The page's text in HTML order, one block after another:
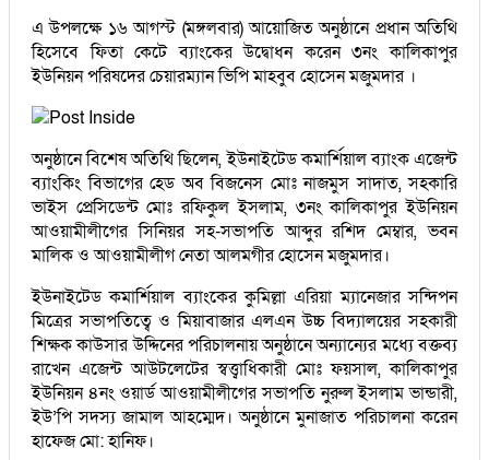
এ উপলক্ষে ১৬ আগস্ট (মঙ্গলবার) আয়োজিত অনুষ্ঠানে প্রধান অতিথি
হিসেবে ফিতা কেটে ব্যাংকের উদ্বোধন করেন ৩নং কালিকাপুর
ইউনিয়ন পরিষদের চেয়ারম্যান ভিপি মাহবুব হোসেন মজুমদার ।
অনুষ্ঠানে বিশেষ অতিথি ছিলেন, ইউনাইটেড কমার্শিয়াল ব্যাংক এজেন্ট
ব্যাংকিং বিভাগের হেড অব বিজনেস মোঃ নাজমুস সাদাত, সহকারি
ভাইস প্রেসিডেন্ট মোঃ রফিকুল ইসলাম, ৩নং কালিকাপুর ইউনিয়ন
আওয়ামীলীগের সিনিয়র সহ-সভাপতি আব্দুর রশিদ মেম্বার, ভবন
মালিক ও আওয়ামীলীগ নেতা আলমগীর হোসেন মজুমদার।
ইউনাইটেড কমার্শিয়াল ব্যাংকের কুমিল্লা এরিয়া ম্যানেজার সন্দিপন
মিত্রের সভাপতিত্বে ও মিয়াবাজার এলএন উচ্চ বিদ্যালয়ের সহকারী
শিক্ষক কাউসার উদ্দিনের পরিচালনায় অনুষ্ঠানে অন্যান্যের মধ্যে বক্তব্য
রাখেন এজেন্ট আউটলেটের স্বত্ত্বাধিকারী মোঃ ফয়সাল, কালিকাপুর
ইউনিয়ন ৪নং ওয়ার্ড আওয়ামীলীগের সভাপতি নুরুল ইসলাম ভান্ডারী,
ইউ’পি সদস্য জামাল আহম্মেদ। অনুষ্ঠানে মুনাজাত পরিচালনা করেন
হাফেজ মো: হানিফ।